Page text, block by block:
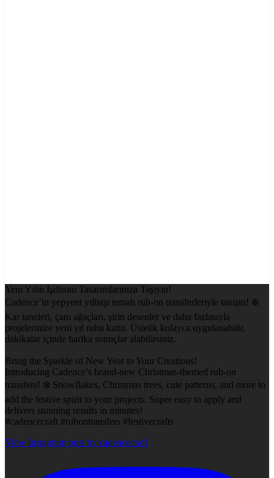
Yeni Yılın Işıltısını Tasarımlarınıza Taşıyın!
Cadence’in yepyeni yılbaşı temalı rub-on transferleriyle tanışın! ❄️
Kar taneleri, çam ağaçları, şirin desenler ve daha fazlasıyla
projelerinize yeni yıl ruhu katın. Üstelik kolayca uygulanabilir,
dakikalar içinde harika sonuçlar alabilirsiniz.
Bring the Sparkle of New Year to Your Creations!
Introducing Cadence’s brand-new Christmas-themed rub-on
transfers! ❄️ Snowflakes, Christmas trees, cute patterns, and more to
add the festive spirit to your projects. Super easy to apply and
delivers stunning results in minutes!
#cadencecraft #rubontransfers #festivecrafts
View Instagram post by cadencecraft